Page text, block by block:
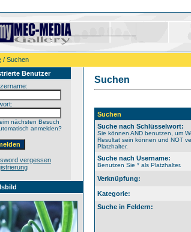
/ Suchen
Benutzer
nächsten Besuch
anmelden?
vergessen
Suchen
Suchen
Suche nach Schlüsselwort:
Sie können AND benutzen, um
Resultat sein können und NOT
Platzhalter.
Suche nach Username:
Benutzen Sie * als Platzhalter.
Verknüpfung:
Kategorie:
Suche in Feldern: